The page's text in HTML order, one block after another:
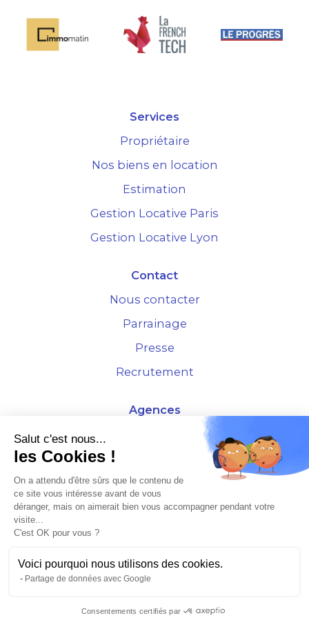
Services
Propriétaire
Nos biens en location
Estimation
Gestion Locative Paris
Gestion Locative Lyon
Contact
Nous contacter
Parrainage
Presse
Recrutement
Agences
4 Rue de la Bourse - 69001 Lyon
10 rue d'Austerlitz - 75012 Paris
À L'HORIZON 2025
©2026 Plusse. Tous droits réservés.
Salut c'est nous...
les Cookies !
On a attendu d'être sûrs que le contenu de
ce site vous intéresse avant de vous
déranger, mais on aimerait bien vous accompagner pendant votre
visite...
C'est OK pour vous ?
Voici pourquoi nous utilisons des cookies.
Partage de données avec Google
Consentements certifiés par